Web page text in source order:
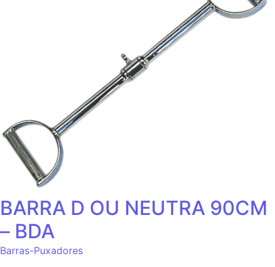
BARRA D OU NEUTRA 90CM
– BDA
Barras-Puxadores